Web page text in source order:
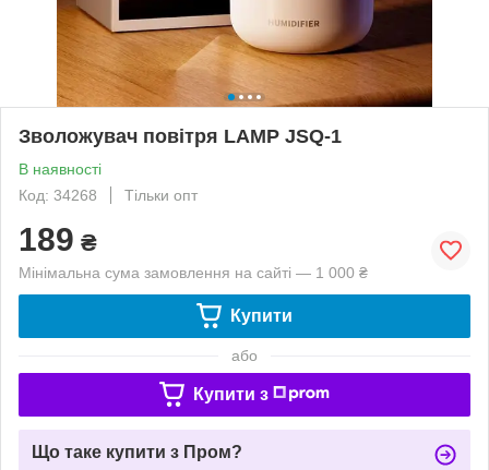
Зволожувач повітря LAMP JSQ-1
В наявності
Код: 34268
Тільки опт
189 ₴
Мінімальна сума замовлення на сайті — 1 000 ₴
Купити
або
Купити з
Що таке купити з Пром?